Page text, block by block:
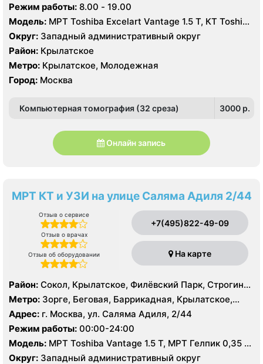
Режим работы: 8.00 - 19.00
Модель: МРТ Toshiba Excelart Vantage 1.5 Т, КТ Toshiba
Aquilion 32 среза, УЗИ Toshiba Aplio 500, Medison
Sonoace X8
Округ: Западный административный округ
Район: Крылатское
Метро: Крылатское, Молодежная
Город: Москва
Компьютерная томография (32 среза) 3000 p.
Онлайн запись
МРТ КТ и УЗИ на улице Саляма Адиля 2/44
Отзыв о сервисе
Отзыв о врачах
Отзыв об оборудовании
+7(495)822-49-09
На карте
Район: Сокол, Крылатское, Филёвский Парк, Строгино,
Хорошёво-Мнёвники, Щукино
Метро: Зорге, Беговая, Баррикадная, Крылатское,
Октябрьское поле, Панфиловская, Сокол, Строгино,
Улица 1905 года, Хорошево, Хорошевская, ЦСКА,
Шелепиха, Щукинская, Мнёвники, Народное
Ополчение
Адрес: г. Москва, ул. Саляма Адиля, 2/44
Режим работы: 00:00-24:00
Модель: МРТ Toshiba Vantage 1.5 Т, МРТ Гелпик 0,35 Т
(для суставов), КТ Toshiba Aquilion Prime 160 срезов,
Округ: Западный административный округ